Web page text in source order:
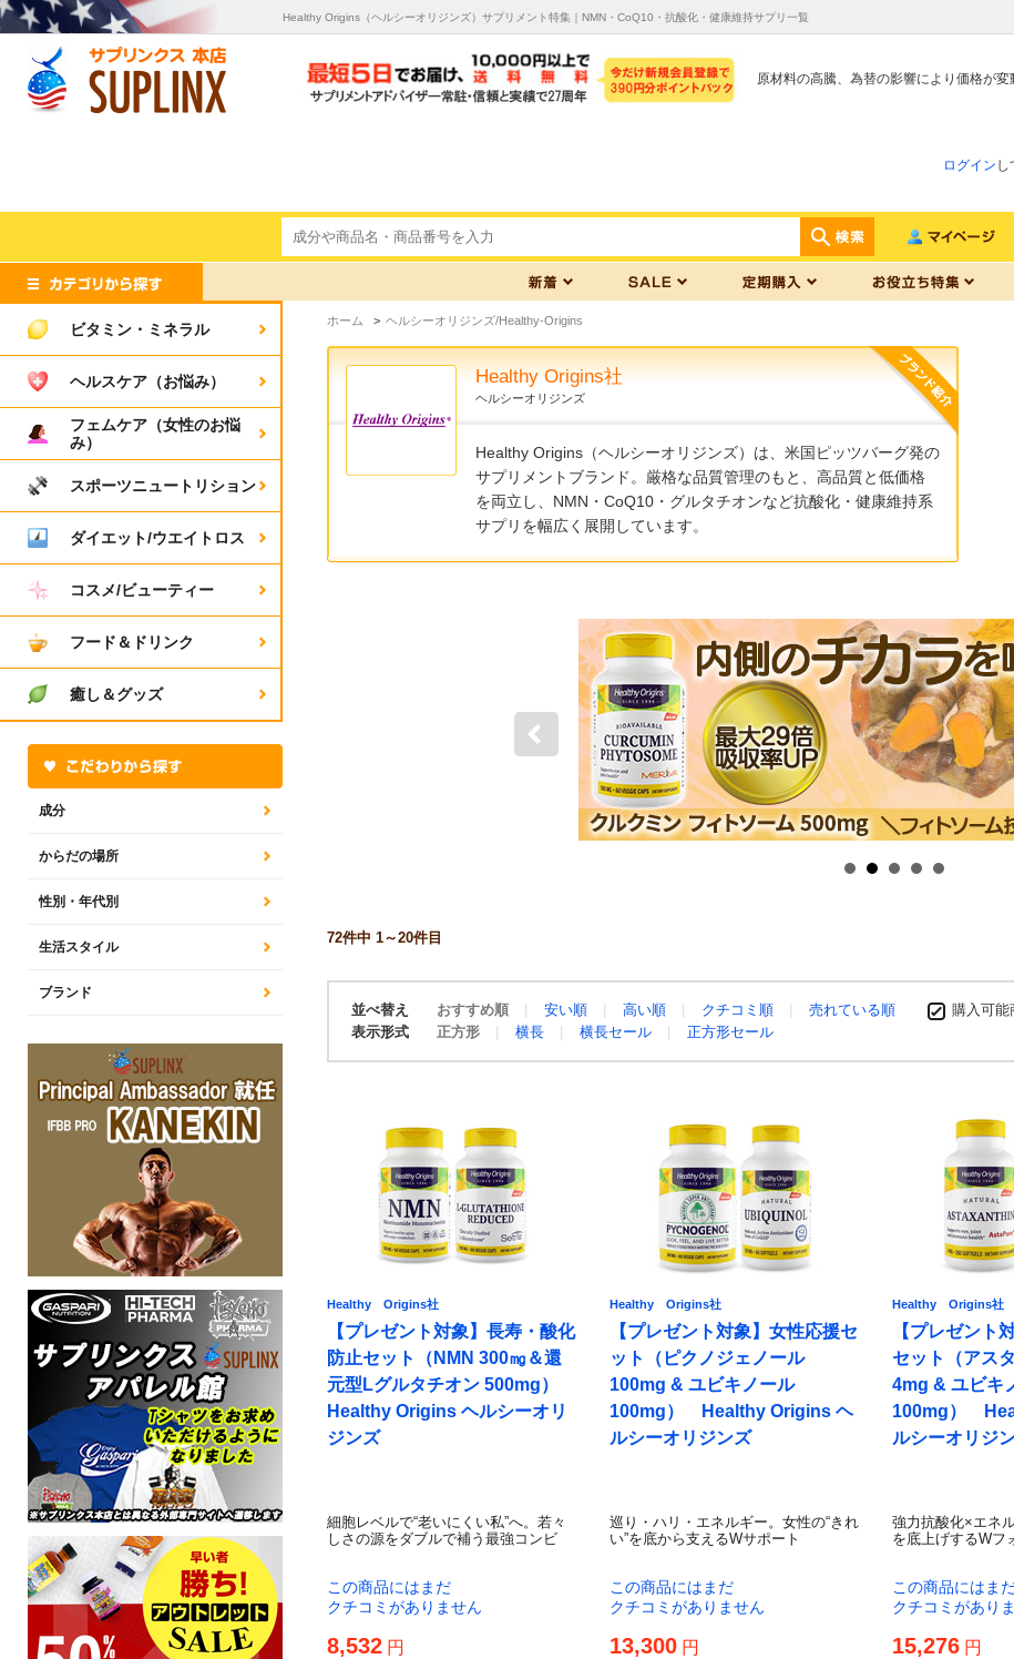
Healthy Origins（ヘルシーオリジンズ）サプリメント特集｜NMN・CoQ10・抗酸化・健康維持サプリ一覧
原材料の高騰、為替の影響により価格が
ログイン し
ホーム > ヘルシーオリジンズ/Healthy-Origins
Healthy Origins社
ヘルシーオリジンズ
Healthy Origins（ヘルシーオリジンズ）は、米国ピッツバーグ発の
サプリメントブランド。厳格な品質管理のもと、高品質と低価格
を両立し、NMN・CoQ10・グルタチオンなど抗酸化・健康維持系
サプリを幅広く展開しています。
72件中 1～20件目
並べ替え おすすめ順 安い順 高い順 クチコミ順 売れている順
購入可能
表示形式
正方形 横長 横長セール 正方形セール
Healthy Origins社
【プレゼント対象】長寿・酸化
防止セット（NMN 300㎎＆還
元型Lグルタチオン 500mg）
Healthy Origins ヘルシーオリ
ジンズ
細胞レベルで“老いにくい私”へ。若々
しさの源をダブルで補う最強コンビ
この商品にはまだ
クチコミがありません
8,532 円
Healthy Origins社
【プレゼント対象】女性応援セ
ット（ピクノジェノール
100mg & ユビキノール
100mg） Healthy Origins ヘ
ルシーオリジンズ
巡り・ハリ・エネルギー。女性の“きれ
い”を底から支えるWサポート
この商品にはまだ
クチコミがありません
13,300 円
Healthy Origins社
【プレゼント
セット（アス
4mg & ユビキ
100mg）
ルシーオリジ
強力抗酸化×エネ
を底上げするWフ
この商品にはま
クチコミがあり
15,276 円
ビタミン・ミネラル
ヘルスケア（お悩み）
フェムケア（女性のお悩
み）
スポーツニュートリション
ダイエット/ウエイトロス
コスメ/ビューティー
フード＆ドリンク
癒し＆グッズ
成分
からだの場所
性別・年代別
生活スタイル
ブランド